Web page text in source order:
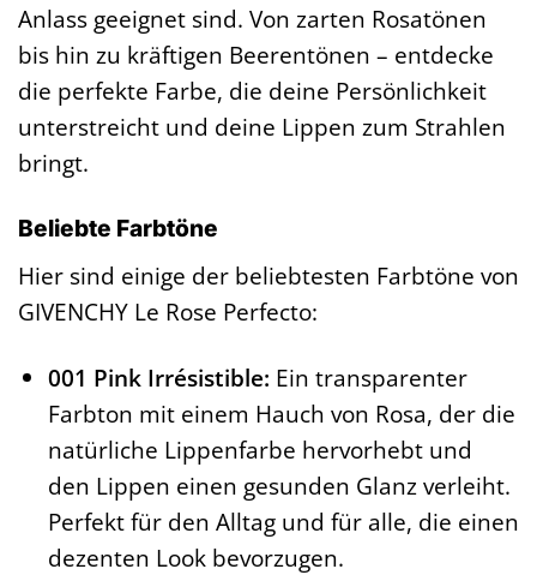
Anlass geeignet sind. Von zarten Rosatönen
bis hin zu kräftigen Beerentönen – entdecke
die perfekte Farbe, die deine Persönlichkeit
unterstreicht und deine Lippen zum Strahlen
bringt.
Beliebte Farbtöne
Hier sind einige der beliebtesten Farbtöne von
GIVENCHY Le Rose Perfecto:
001 Pink Irrésistible: Ein transparenter
Farbton mit einem Hauch von Rosa, der die
natürliche Lippenfarbe hervorhebt und
den Lippen einen gesunden Glanz verleiht.
Perfekt für den Alltag und für alle, die einen
dezenten Look bevorzugen.